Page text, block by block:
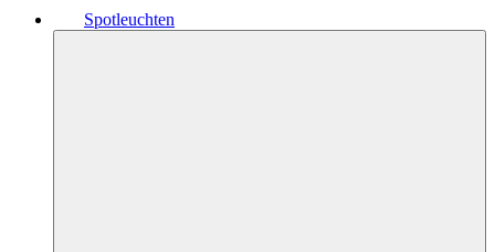
Spotleuchten